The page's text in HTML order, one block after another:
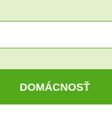
DOMÁCNOSŤ